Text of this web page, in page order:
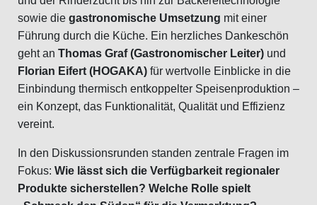
sowie die gastronomische Umsetzung mit einer
Führung durch die Küche. Ein herzliches Dankeschön
geht an Thomas Graf (Gastronomischer Leiter) und
Florian Eifert (HOGAKA) für wertvolle Einblicke in die
Einbindung thermisch entkoppelter Speisenproduktion –
ein Konzept, das Funktionalität, Qualität und Effizienz
vereint.
In den Diskussionsrunden standen zentrale Fragen im
Fokus: Wie lässt sich die Verfügbarkeit regionaler
Produkte sicherstellen? Welche Rolle spielt